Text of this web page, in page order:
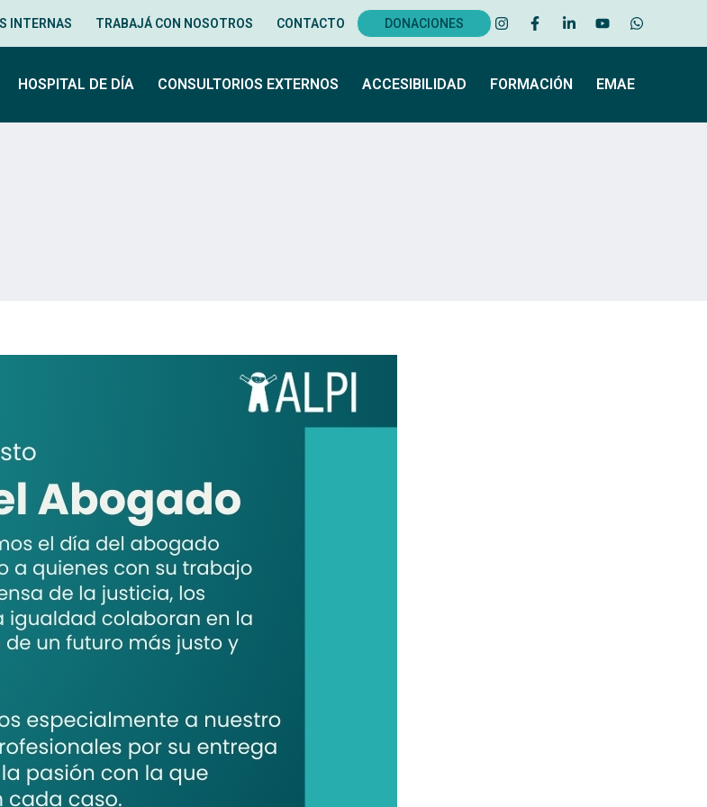
INTERNAS TRABAJÁ CON NOSOTROS CONTACTO DONACIONES
HOSPITAL DE DÍA CONSULTORIOS EXTERNOS ACCESIBILIDAD FORMACIÓN EMAE